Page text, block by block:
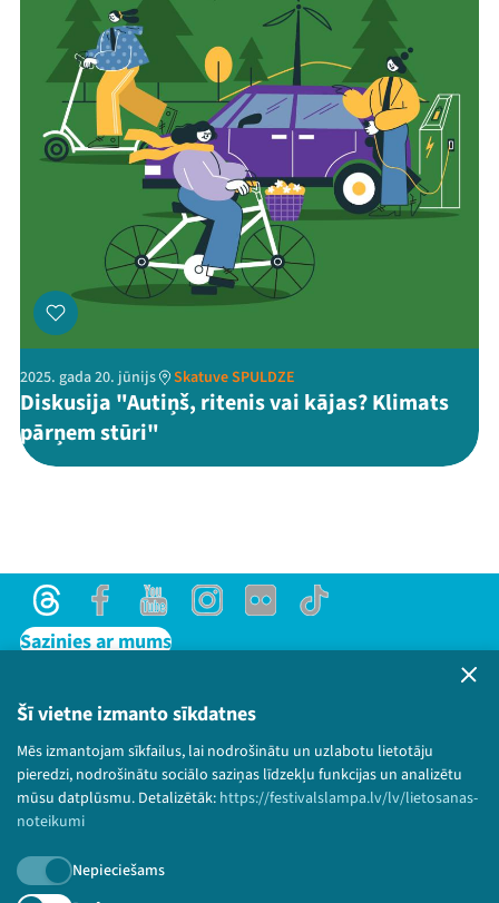
Šī vietne izmanto sīkdatnes
Mēs izmantojam sīkfailus, lai nodrošinātu un uzlabotu lietotāju
pieredzi, nodrošinātu sociālo saziņas līdzekļu funkcijas un analizētu
mūsu datplūsmu. Detalizētāk: https://festivalslampa.lv/lv/lietosanas-
noteikumi
Nepieciešams
FacebookYoutube
X Instagram
Flick TikTok
2025. gada 20. jūnijs Skatuve SPULDZE
Diskusija "Autiņš, ritenis vai kājas? Klimats
pārņem stūri"
ThreadsFacebookYoutubeInstagram
Flick TikTok
Sazinies ar mums
Lietošanas noteikumi un sīkdatņu politika
Bērnu aizsardzības politika
© 2026 Sarunu festivāls LAMPA Visas tiesības
paturētas.